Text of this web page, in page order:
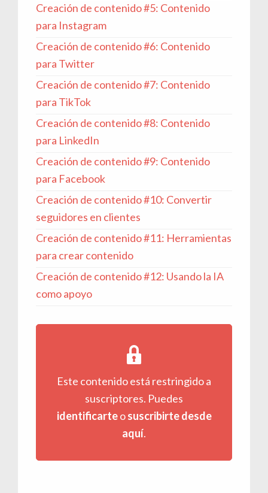
Creación de contenido #5: Contenido
para Instagram
Creación de contenido #6: Contenido
para Twitter
Creación de contenido #7: Contenido
para TikTok
Creación de contenido #8: Contenido
para LinkedIn
Creación de contenido #9: Contenido
para Facebook
Creación de contenido #10: Convertir
seguidores en clientes
Creación de contenido #11: Herramientas
para crear contenido
Creación de contenido #12: Usando la IA
como apoyo
Este contenido está restringido a
suscriptores. Puedes
identificarteosuscribirte desde
aquí.